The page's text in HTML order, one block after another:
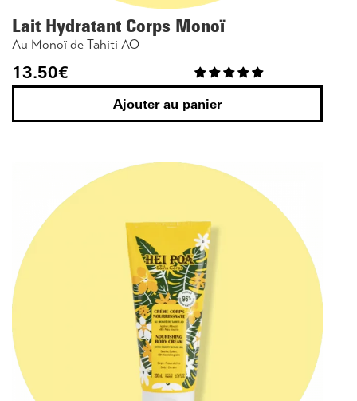
Lait Hydratant Corps Monoï
Au Monoï de Tahiti AO
13.50€
Ajouter au panier